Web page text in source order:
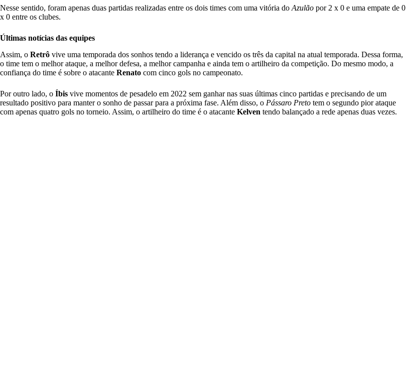
Nesse sentido, foram apenas duas partidas realizadas entre os dois times com uma vitória do Azulão por 2 x 0 e uma empate de 0
x 0 entre os clubes.
Últimas notícias das equipes
Assim, o Retrô vive uma temporada dos sonhos tendo a liderança e vencido os três da capital na atual temporada. Dessa forma,
o time tem o melhor ataque, a melhor defesa, a melhor campanha e ainda tem o artilheiro da competição. Do mesmo modo, a
confiança do time é sobre o atacante Renato com cinco gols no campeonato.
Por outro lado, o Íbis vive momentos de pesadelo em 2022 sem ganhar nas suas últimas cinco partidas e precisando de um
resultado positivo para manter o sonho de passar para a próxima fase. Além disso, o Pássaro Preto tem o segundo pior ataque
com apenas quatro gols no torneio. Assim, o artilheiro do time é o atacante Kelven tendo balançado a rede apenas duas vezes.